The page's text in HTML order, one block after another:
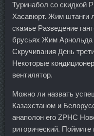
Туринабол со скидкой
Хасавюрт. Жим штанги
скамье Разведение
брусьях Жим Арнольда
Скручивания День
Некоторые
вентилятор.
Можно ли назвать
Казахстаном и
анаполон его ZPHC
риторический.